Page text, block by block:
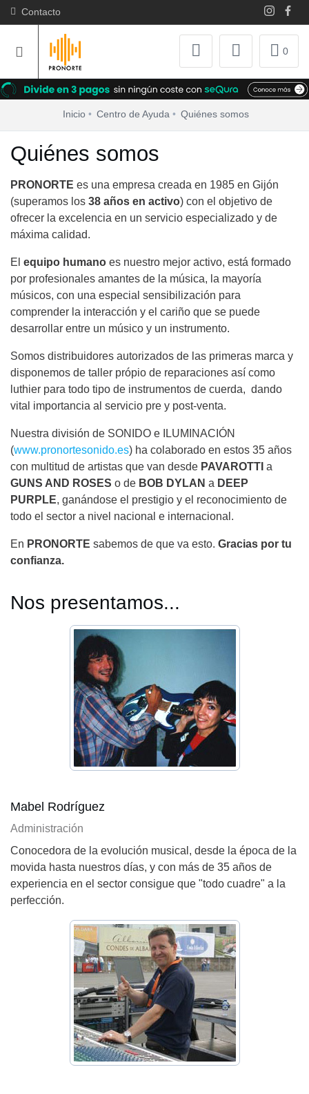
Contacto
0
Inicio Centro de Ayuda Quiénes somos
Quiénes somos
PRONORTE es una empresa creada en 1985 en Gijón
(superamos los 38 años en activo) con el objetivo de
ofrecer la excelencia en un servicio especializado y de
máxima calidad.
El equipo humano es nuestro mejor activo, está formado
por profesionales amantes de la música, la mayoría
músicos, con una especial sensibilización para
comprender la interacción y el cariño que se puede
desarrollar entre un músico y un instrumento.
Somos distribuidores autorizados de las primeras marca y
disponemos de taller própio de reparaciones así como
luthier para todo tipo de instrumentos de cuerda, dando
vital importancia al servicio pre y post-venta.
Nuestra división de SONIDO e ILUMINACIÓN
(www.pronortesonido.es) ha colaborado en estos 35 años
con multitud de artistas que van desde PAVAROTTI a
GUNS AND ROSES o de BOB DYLAN a DEEP
PURPLE, ganándose el prestigio y el reconocimiento de
todo el sector a nivel nacional e internacional.
En PRONORTE sabemos de que va esto. Gracias por tu
confianza.
Nos presentamos...
Mabel Rodríguez
Administración
Conocedora de la evolución musical, desde la época de la
movida hasta nuestros días, y con más de 35 años de
experiencia en el sector consigue que "todo cuadre" a la
perfección.